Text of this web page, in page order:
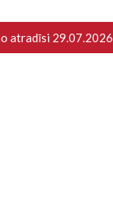
atradīsi 29.07.2026